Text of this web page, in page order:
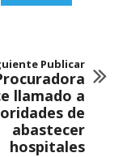
Publicar
llamado a
de
abastecer
hospitales